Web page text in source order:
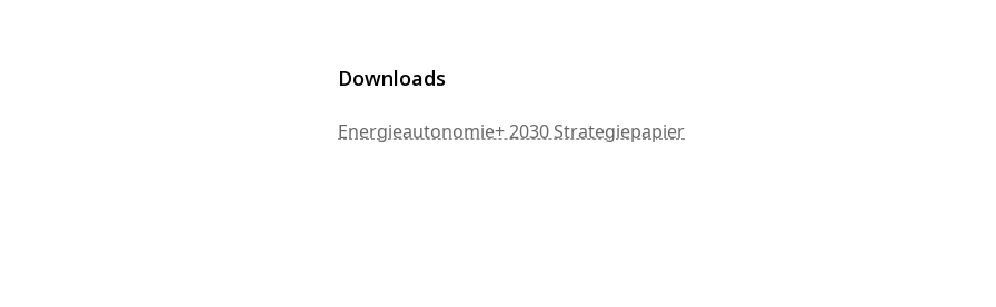
Downloads
Energieautonomie+ 2030 Strategiepapier